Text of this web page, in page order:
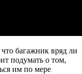
багажник вряд ли
подумать о том,
им по мере